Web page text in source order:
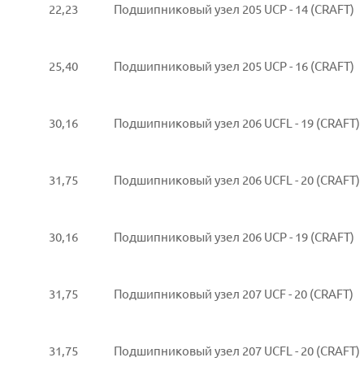
22,23 Подшипниковый узел 205 UCP - 14 (CRAFT)
25,40 Подшипниковый узел 205 UCP - 16 (CRAFT)
30,16 Подшипниковый узел 206 UCFL - 19 (CRAFT)
31,75 Подшипниковый узел 206 UCFL - 20 (CRAFT)
30,16 Подшипниковый узел 206 UCP - 19 (CRAFT)
31,75 Подшипниковый узел 207 UCF - 20 (CRAFT)
31,75 Подшипниковый узел 207 UCFL - 20 (CRAFT)